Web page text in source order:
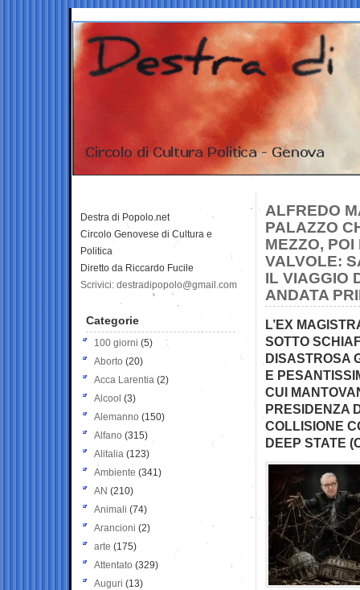
ALFREDO
PALAZZO
MEZZO,
VALVOLE:
IL VIAGGIO
ANDATA
L’EX
SOTTO
DISASTROSA
E
CUI
PRESIDENZA
COLLISIONE
DEEP STATE
Destra di Popolo.net
Circolo Genovese di Cultura e
Politica
Diretto da Riccardo Fucile
Scrivici: destradipopolo@gmail.com
Categorie
100 giorni (5)
Aborto (20)
Acca Larentia (2)
Alcool (3)
Alemanno (150)
Alfano (315)
Alitalia (123)
Ambiente (341)
AN (210)
Animali (74)
Arancioni (2)
arte (175)
Attentato (329)
Auguri (13)